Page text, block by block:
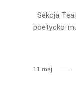
Sekcja
poetycko-
11 maj